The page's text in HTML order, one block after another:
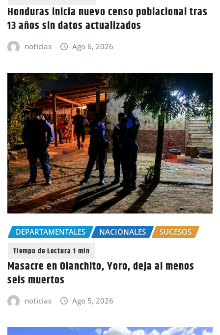
Honduras inicia nuevo censo poblacional tras
13 años sin datos actualizados
noticias Ago 6, 2026
DEPARTAMENTALES NACIONALES SUCESOS
Masacre en Olanchito, Yoro, deja al menos
seis muertos
noticias Ago 5, 2026